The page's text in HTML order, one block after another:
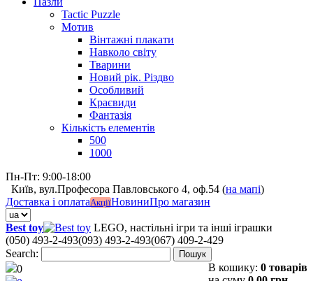
Tactic Puzzle
Мотив
Вінтажні плакати
Навколо світу
Тварини
Новий рік. Різдво
Особливий
Краєвиди
Фантазія
Кількість елементів
500
1000
Пн-Пт: 9:00-18:00
Київ, вул.Професора Павловського 4, оф.54 (на мапі)
Доставка і оплатаАкціїНовиниПро магазин
Best toy
LEGO, настільні ігри та інші іграшки
(050) 493-2-493(093) 493-2-493(067) 409-2-429
Search:
Пошук
0 В кошику: 0 товарів